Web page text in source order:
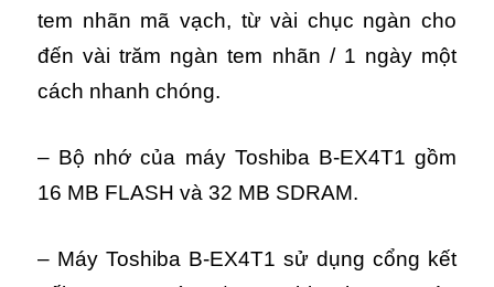
tem nhãn mã vạch, từ vài chục ngàn cho
đến vài trăm ngàn tem nhãn / 1 ngày một
cách nhanh chóng.
– Bộ nhớ của máy Toshiba B-EX4T1 gồm
16 MB FLASH và 32 MB SDRAM.
– Máy Toshiba B-EX4T1 sử dụng cổng kết